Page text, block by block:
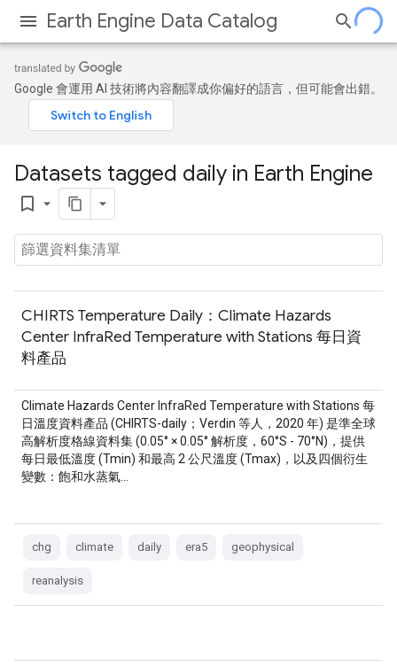
Earth Engine Data Catalog
Google 會運用 AI 技術將內容翻譯成你偏好的語言，但可能會出錯。
Datasets tagged daily in Earth Engine
bookmark_border
CHIRTS Temperature Daily：Climate Hazards
Center InfraRed Temperature with Stations 每日資
料產品
Climate Hazards Center InfraRed Temperature with Stations 每
日溫度資料產品 (CHIRTS-daily；Verdin 等人，2020 年) 是準全球
高解析度格線資料集 (0.05° × 0.05° 解析度，60°S - 70°N)，提供
每日最低溫度 (Tmin) 和最高 2 公尺溫度 (Tmax)，以及四個衍生
變數：飽和水蒸氣…
chg climate daily era5 geophysical
reanalysis